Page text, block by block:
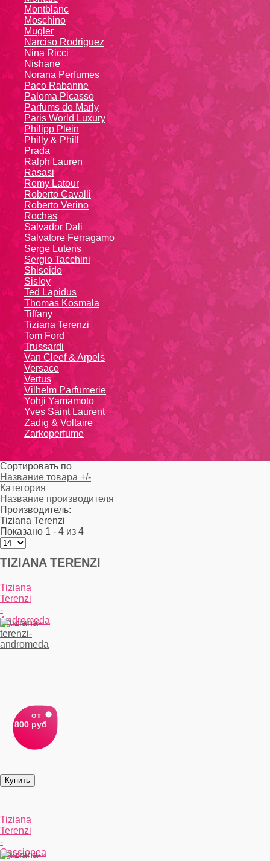
Montblanc
Moschino
Mugler
Narciso Rodriguez
Nina Ricci
Nishane
Norana Perfumes
Paco Rabanne
Paloma Picasso
Parfums de Marly
Paris World Luxury
Philipp Plein
Philly & Phill
Prada
Ralph Lauren
Rasasi
Remy Latour
Roberto Cavalli
Roberto Verino
Rochas
Salvador Dali
Salvatore Ferragamo
Serge Lutens
Sergio Tacchini
Shiseido
Sisley
Ted Lapidus
Thomas Kosmala
Tiffany
Tiziana Terenzi
Tom Ford
Trussardi
Van Cleef & Arpels
Versace
Vertus
Vilhelm Parfumerie
Yohji Yamamoto
Yvеs Sаint Lаurеnt
Zadig & Voltaire
Zarkoperfume
Сортировать по
Название товара +/-
Категория
Название производителя
Производитель:
Tiziana Terenzi
Показано 1 - 4 из 4
TIZIANA TERENZI
Tiziana
Terenzi
-
Andromeda
от
800 руб
Tiziana
Terenzi
-
Cassiopea